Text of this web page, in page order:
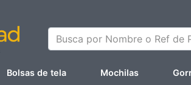
Busca por Nombre o Ref de
Bolsas de tela Mochilas